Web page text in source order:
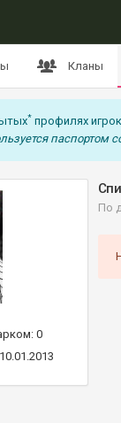
Кланы
* профилях
0
По